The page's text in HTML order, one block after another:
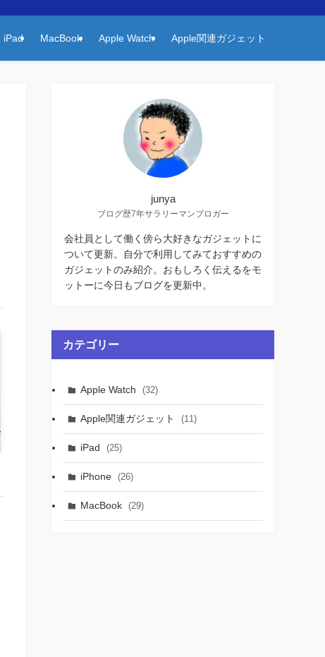
iPad MacBook Apple Watch Apple関連ガジェット
junya
ブログ歴7年サラリーマンブロガー
会社員として働く傍ら大好きなガジェットに
ついて更新。自分で利用してみておすすめの
ガジェットのみ紹介。おもしろく伝えるをモ
ットーに今日もブログを更新中。
カテゴリー
Apple Watch (32)
Apple関連ガジェット (11)
iPad (25)
iPhone (26)
MacBook (29)